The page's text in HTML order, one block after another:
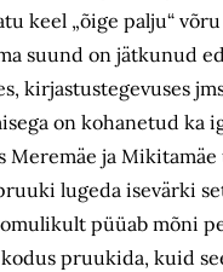
keel „õige palju“
suund on jätkunud
kirjastustegevuses
on kohanetud ka
Meremäe ja Mikitamäe
lugeda isevärki
püüab mõni
pruukida, kuid